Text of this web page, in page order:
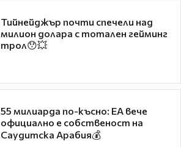
Тийнейджър почти спечели над
милион долара с тотален гейминг
трол😯💥
55 милиарда по-късно: EA вече
официално е собственост на
Саудитска Арабия💰